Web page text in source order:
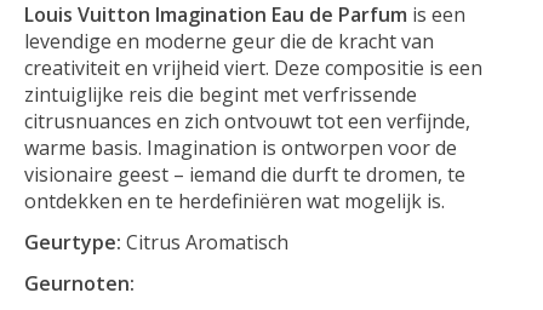
Louis Vuitton Imagination Eau de Parfum is een
levendige en moderne geur die de kracht van
creativiteit en vrijheid viert. Deze compositie is een
zintuiglijke reis die begint met verfrissende
citrusnuances en zich ontvouwt tot een verfijnde,
warme basis. Imagination is ontworpen voor de
visionaire geest – iemand die durft te dromen, te
ontdekken en te herdefiniëren wat mogelijk is.
Geurtype: Citrus Aromatisch
Geurnoten: